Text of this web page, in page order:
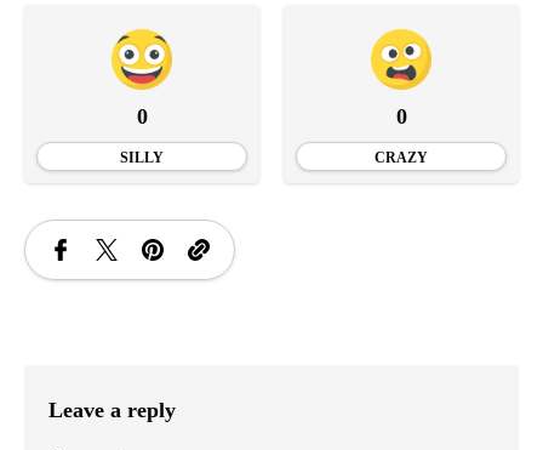
0
SILLY
0
CRAZY
Leave a reply